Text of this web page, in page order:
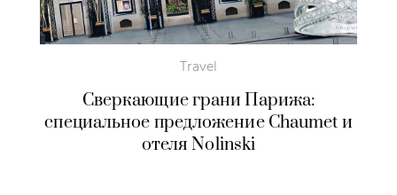
Travel
Сверкающие грани Парижа:
специальное предложение Chaumet и
отеля Nolinski